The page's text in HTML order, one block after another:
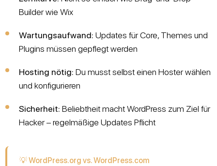
Builder wie Wix
Wartungsaufwand: Updates für Core, Themes und
Plugins müssen gepflegt werden
Hosting nötig: Du musst selbst einen Hoster wählen
und konfigurieren
Sicherheit: Beliebtheit macht WordPress zum Ziel für
Hacker – regelmäßige Updates Pflicht
💡 WordPress.org vs. WordPress.com